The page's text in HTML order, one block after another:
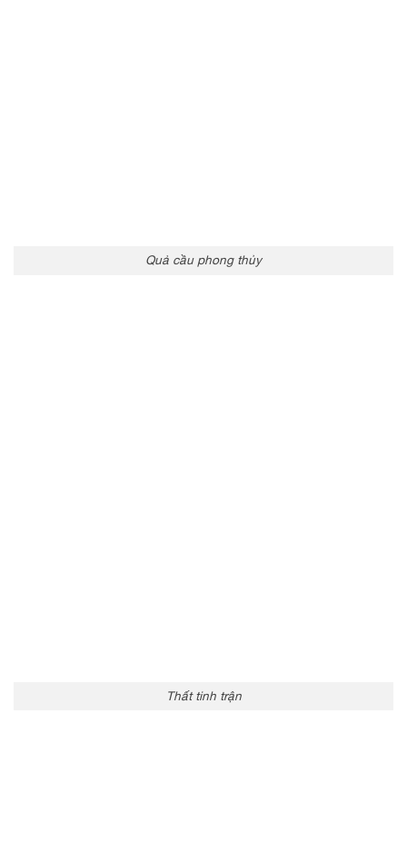
Quả cầu phong thủy
Thất tinh trận